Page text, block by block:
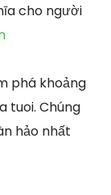
cho người
phá khoảng
tuoi. Chúng
hảo nhất